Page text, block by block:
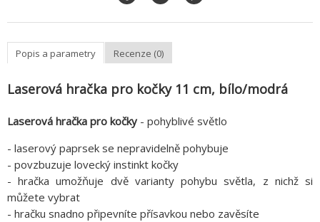
Popis a parametry Recenze (0)
Laserová hračka pro kočky 11 cm, bílo/modrá
Laserová hračka pro kočky - pohyblivé světlo
- laserový paprsek se nepravidelně pohybuje
- povzbuzuje lovecký instinkt kočky
- hračka umožňuje dvě varianty pohybu světla, z nichž si
můžete vybrat
- hračku snadno připevníte přísavkou nebo zavěsíte